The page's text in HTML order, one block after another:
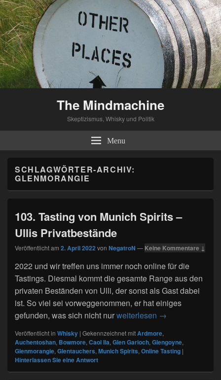
The Mindmachine
Skeptizismus, Whisky und Politik
Menu
SCHLAGWÖRTER-ARCHIV:
GLENMORANGIE
103. Tasting von Munich Spirits –
Ullis Privatbestände
Veröffentlicht am 2. April 2022 von NegatroN — Keine Kommentare ↓
2022 und wir treffen uns immer noch online für die
Tastings. Diesmal kommt die gesamte Range aus den
privaten Beständen von Ulli, der sonst als Gast dabei
ist. So viel sei vorweggenommen, er hat einiges
gefunden, was sich nicht nurweiterlesen 103. Tasting von
→
Veröffentlicht in Whisky | Gekennzeichnet mitArdmore,
Auchentoshan, Bowmore, Caol Ila, Glen Garioch, Glengoyne,
Glenmorangie, Glentauchers, Munich Spirits, Online Tasting |
Hinterlassen Sie eine Antwort